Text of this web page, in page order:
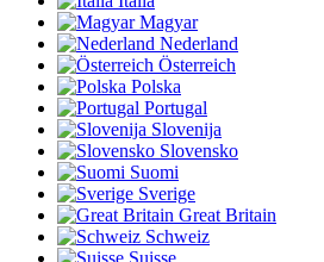
Magyar
Nederland
Österreich
Polska
Portugal
Slovenija
Slovensko
Suomi
Sverige
Great Britain
Schweiz
Suisse